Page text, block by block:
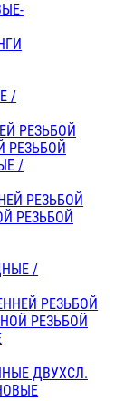
/
РЕЗЬБОЙ
РЕЗЬБОЙ
/
РЕЗЬБОЙ
РЕЗЬБОЙ
/
РЕЗЬБОЙ
РЕЗЬБОЙ
ДВУХСЛ.